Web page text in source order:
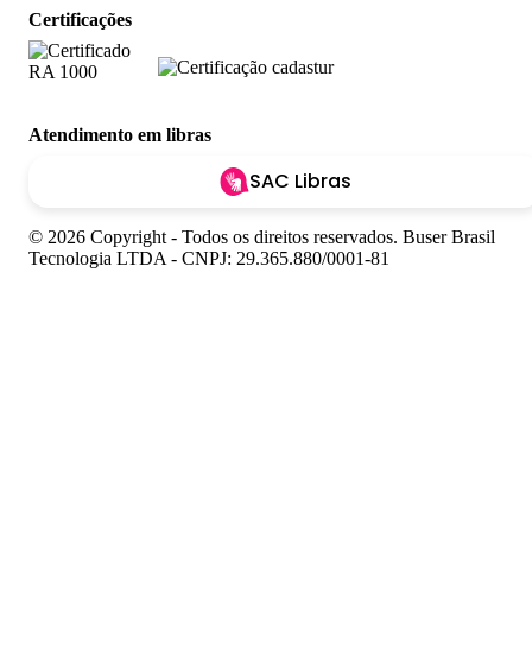
Certificações
Atendimento em libras
SAC Libras
© 2026 Copyright - Todos os direitos reservados. Buser Brasil
Tecnologia LTDA - CNPJ: 29.365.880/0001-81